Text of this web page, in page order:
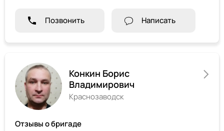
Позвонить Написать
Конкин Борис
Владимирович
Краснозаводск
Отзывы о бригаде